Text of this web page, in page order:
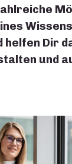
helfen Dir
und